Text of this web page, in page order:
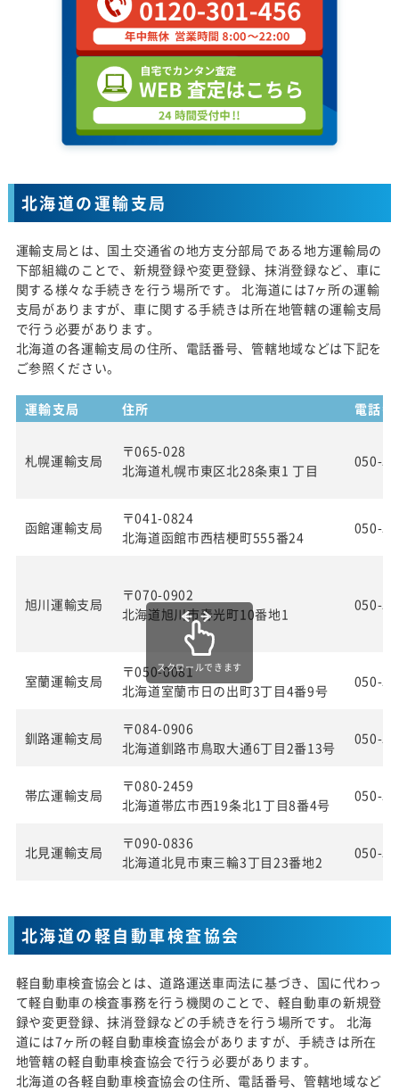
北海道の運輸支局
運輸支局とは、国土交通省の地方支分部局である地方運輸局の
下部組織のことで、新規登録や変更登録、抹消登録など、車に
関する様々な手続きを行う場所です。 北海道には7ヶ所の運輸
支局がありますが、車に関する手続きは所在地管轄の運輸支局
で行う必要があります。
北海道の各運輸支局の住所、電話番号、管轄地域などは下記を
ご参照ください。
運輸支局 住所 電話
札幌運輸支局
〒065-028
北海道札幌市東区北28条東1 丁目
050-
函館運輸支局
〒041-0824
北海道函館市西桔梗町555番24
050-
旭川運輸支局
〒070-0902
北海道旭川市春光町10番地1
050-
室蘭運輸支局
〒050-0081
北海道室蘭市日の出町3丁目4番9号
050-
釧路運輸支局
〒084-0906
北海道釧路市鳥取大通6丁目2番13号
050-
帯広運輸支局
〒080-2459
北海道帯広市西19条北1丁目8番4号
050-
北見運輸支局
〒090-0836
北海道北見市東三輪3丁目23番地2
050-
スクロールできます
北海道の軽自動車検査協会
軽自動車検査協会とは、道路運送車両法に基づき、国に代わっ
て軽自動車の検査事務を行う機関のことで、軽自動車の新規登
録や変更登録、抹消登録などの手続きを行う場所です。 北海
道には7ヶ所の軽自動車検査協会がありますが、手続きは所在
地管轄の軽自動車検査協会で行う必要があります。
北海道の各軽自動車検査協会の住所、電話番号、管轄地域など